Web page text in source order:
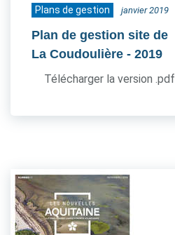
Plans de gestion janvier 2019
Plan de gestion site de
La Coudoulière - 2019
Télécharger la version .pdf